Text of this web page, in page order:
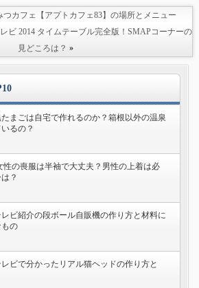
カフェ【アプトカフェ83】の場所とメニュー
ビ 2014 タイムテーブル完全版！SMAPコーナーの
見どころは？ »
まごは自宅で作れるのか？箱根以外の温泉
るの？
性の喪服は半袖で大丈夫？男性の上着は必
？
ビ紹介の段ボール自販機の作り方と材料に
の
ビで分かったリアル猫ヘッドの作り方と